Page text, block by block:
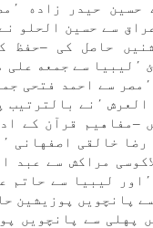
الحسينی ٬عراق سے حسين
حاصل كی –حفظ
عبد الله علی محمد
–مفاهيم قرآن كے
مراكش سے عبد
٬شام سے سعد ابرش ٬اور ليبيا
پانچویں پوزيشين
پهلی سے پانچویں